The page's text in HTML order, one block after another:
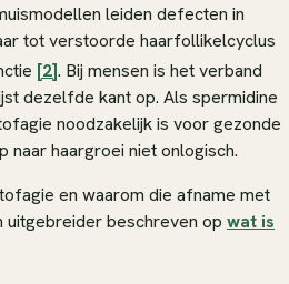
leiden defecten in
tot verstoorde haarfollikelcyclus
[2]. Bij mensen is het verband
dezelfde kant op. Als spermidine
noodzakelijk is voor gezonde
naar haargroei niet onlogisch.
en waarom die afname met
beschreven op wat is